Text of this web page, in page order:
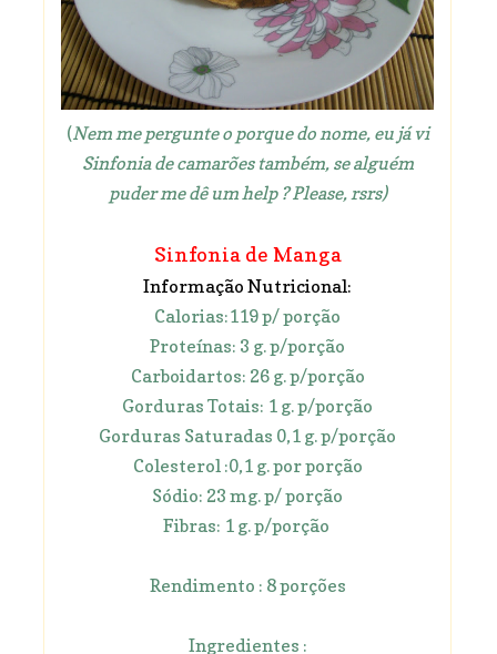
(Nem me pergunte o porque do nome, eu já vi
Sinfonia de camarões também, se alguém
puder me dê um help ? Please, rsrs)
Sinfonia de Manga
Informação Nutricional:
Calorias:119 p/ porção
Proteínas: 3 g. p/porção
Carboidartos: 26 g. p/porção
Gorduras Totais: 1 g. p/porção
Gorduras Saturadas 0,1 g. p/porção
Colesterol :0,1 g. por porção
Sódio: 23 mg. p/ porção
Fibras: 1 g. p/porção
Rendimento : 8 porções
Ingredientes :